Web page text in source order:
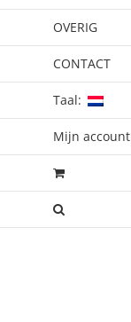
OVERIG
CONTACT
Taal:
Mijn account